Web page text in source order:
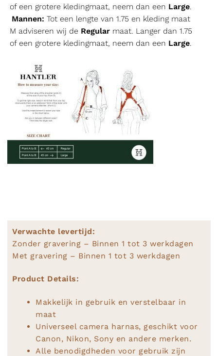
of een grotere kledingmaat, neem dan een Large.
Mannen: Tot een lengte van 1.75 en kleding maat
M adviseren wij de Regular maat. Langer dan 1.75
of een grotere kledingmaat, neem dan een Large.
Verwachte levertijd:
Zonder gravering – Binnen 1 tot 3 werkdagen
Met gravering – Binnen 1 tot 3 werkdagen
Product Details:
Makkelijk in gebruik en verstelbaar in
maat
Universeel camera harnas, geschikt voor
Canon, Nikon, Sony en andere merken.
Alle benodigdheden voor gebruik zijn